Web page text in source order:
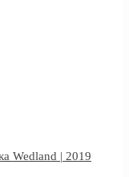
Wedland | 2019